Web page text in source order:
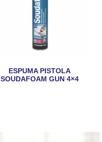
ESPUMA PISTOLA
SOUDAFOAM GUN 4×4